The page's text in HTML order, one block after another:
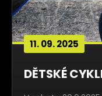
11. 09. 2025
DĚTSKÉ